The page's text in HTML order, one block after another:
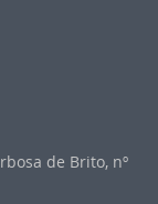
de Brito, nº